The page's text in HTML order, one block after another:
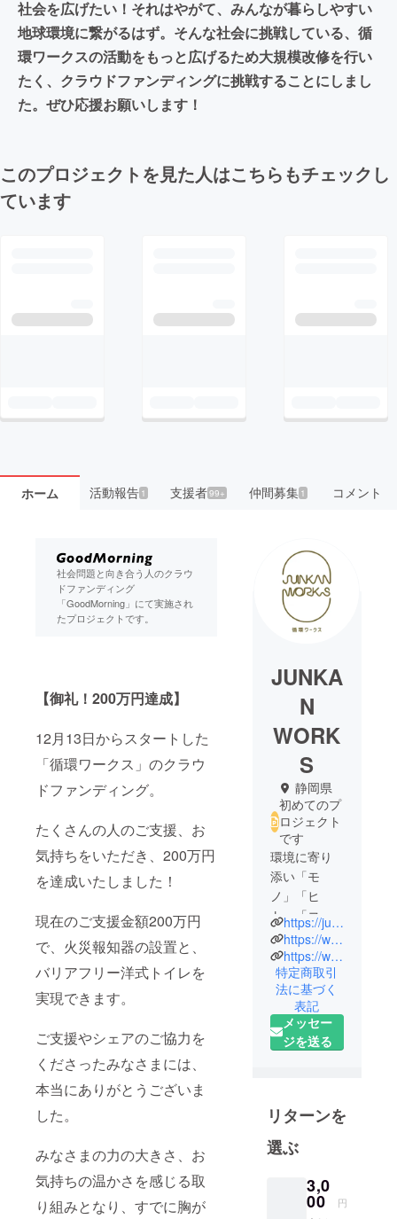
社会を広げたい！それはやがて、みんなが暮らしやすい
地球環境に繋がるはず。そんな社会に挑戦している、循
環ワークスの活動をもっと広げるため大規模改修を行い
たく、クラウドファンディングに挑戦することにしまし
た。ぜひ応援お願いします！
このプロジェクトを見た人はこちらもチェックし
ています
ホーム 活動報告1 支援者99+ 仲間募集 1 コメント
社会問題と向き合う人のクラウ
ドファンディング
「GoodMorning」にて実施され
たプロジェクトです。
【御礼！200万円達成】
12月13日からスタートした
「循環ワークス」のクラウ
ドファンディング。
たくさんの人のご支援、お
気持ちをいただき、200万円
を達成いたしました！
現在のご支援金額200万円
で、火災報知器の設置と、
バリアフリー洋式トイレを
実現できます。
ご支援やシェアのご協力を
くださったみなさまには、
本当にありがとうございま
した。
みなさまの力の大きさ、お
気持ちの温かさを感じる取
り組みとなり、すでに胸が
JUNKA
N
WORK
S
静岡県
初めてのプ
ロジェクト
です
環境に寄り
添い「モ
ノ」「ヒ
ト」「コ
ト」を循環
させて、よ
りよい生活
のしくみを
考える「循
環工場」で
す。工場内
SOLAR +
WVO
POWERED
https://junkanworks.com
https://www.instagram.com/junkanworks/
https://www.youtube.com/@JUNKANWORKS
特定商取引
法に基づく
表記
メッセー
ジを送る
リターンを
選ぶ
3,0
00 円